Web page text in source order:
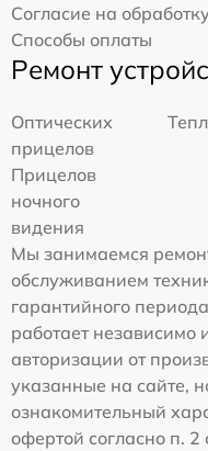
Согласие на
Способы оплаты
Ремонт
Оптических
прицелов
Прицелов
ночного
видения
Мы занимаемся
обслуживанием
гарантийного
работает
авторизации от
указанные на сайте,
ознакомительный
офертой согласно п.